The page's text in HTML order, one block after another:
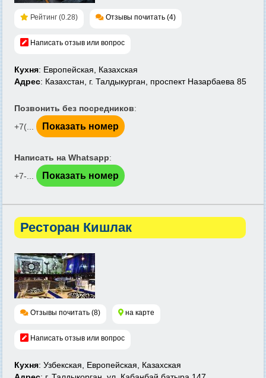
Рейтинг (0.28) Отзывы почитать (4)
Написать отзыв или вопрос
Кухня: Европейская, Казахская
Адрес: Казахстан, г. Талдыкурган, проспект Назарбаева 85
Позвонить без посредников:
+7(...
Показать номер
Написать на Whatsapp:
+7-...
Показать номер
Ресторан Кишлак
Отзывы почитать (8) на карте
Написать отзыв или вопрос
Кухня: Узбекская, Европейская, Казахская